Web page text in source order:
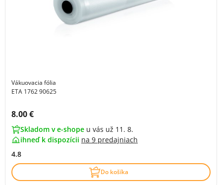
Vákuovacia fólia
ETA 1762 90625
Cena s DPH:
8.00 €
Skladom v e-shope u vás už 11. 8.
ihneď k dispozícii na 9 predajniach
4.8
Do košíka